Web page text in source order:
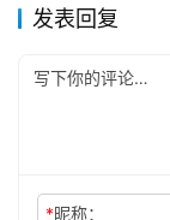
标
发表回复
*昵称：